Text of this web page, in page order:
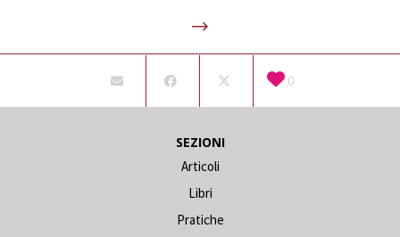
0
SEZIONI
Articoli
Libri
Pratiche